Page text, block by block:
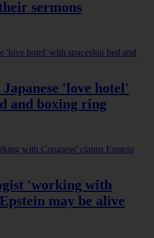
sermons
'love hotel'
and boxing ring
'working with
may be alive